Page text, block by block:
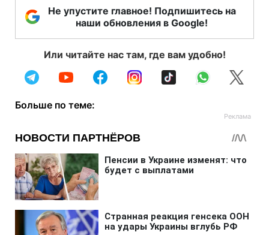
Не упустите главное! Подпишитесь на
наши обновления в Google!
Или читайте нас там, где вам удобно!
Больше по теме: